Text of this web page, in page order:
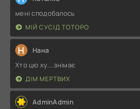
мені сподобалось
МІЙ СУСІД ТОТОРО
Н Нана
Хто цю ху....знімає
ДІМ МЕРТВИХ
AdminAdmin